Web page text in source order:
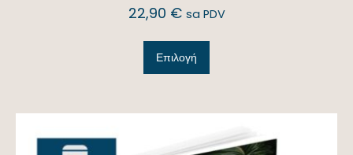
22,90 € sa PDV
Επιλογή